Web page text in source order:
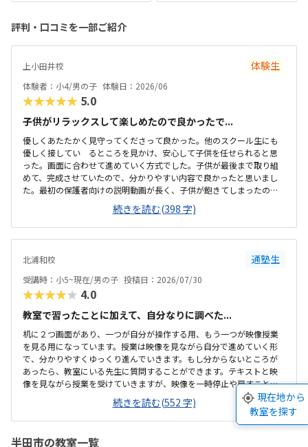
評判・口コミを一部ご紹介
上小田井校 体験生
体験者：小4/男の子 体験日：2026/06
★★★★★ 5.0
子供がリラックスして楽しめたので良かったで...
優しくあたたかく見守ってくださって良かった。他のスクール生にも
優しく接してい るところを見かけ、安心して子供を任せられると思
った。画面に合わせて進めていく方式でした。子供が最後まで取り組
めて、完成させていたので、分かりやすい内容で良かったと思いまし
た。最初の保護者向けの説明動画が長く、子供が飽きてしまったの
で、紙面で渡すなどすると良いと思いました。駐車場がありました。
立地も落ち着いた場所にあり、停めやすかったです。静かな環境で良
いと思いました。綺麗に整頓されており、すっきりしていた。一人ず
つブースがあり、ヘッドホンもあり、集中しやすい環境でした。お値
よかったです。先生が優しく、おおらかだったので良かったです。教室
の雰囲気も良かったです。1人ずつブースが分かれており、ヘッドホン
もあり、先生もつかず離れずの距離感で良かったです。
続きを読む(398 字)
北浦和校 通塾生
受講時：小5~現在/男の子 投稿日：2026/07/30
★★★★★ 4.0
教室で習ったことに加えて、自分なりに調べた...
机に２つ画面があり、一つが自分が操作する用、もう一つが映像授業
を見る用になっています。授業は映像を見ながら自分で進めていく形
で、分かりやすくゆっくり進んでいきます。もし分からないところが
あったら、教室にいる先生に質問することができます。テキストと映
像を見ながら授業を受けていきますが、映像を一時停止や戻すことは
できますがスキップはできません。分かりやすい内容ですが、指示さ
れたことが早く終わってしまうと時間を持て余してしまうこともあり
ます。駅近のため、駐輪場は数台分ありますが駐車場はありません。
続きを読む(552 字)
半田市の教室一覧
現在地から
教室を探す